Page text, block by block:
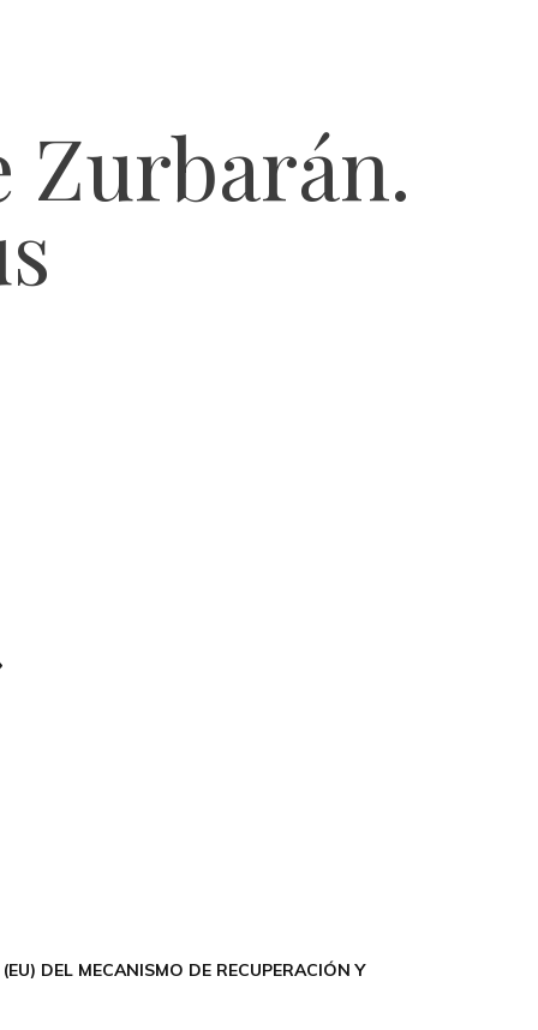
Zurbarán.
DEL MECANISMO DE RECUPERACIÓN Y